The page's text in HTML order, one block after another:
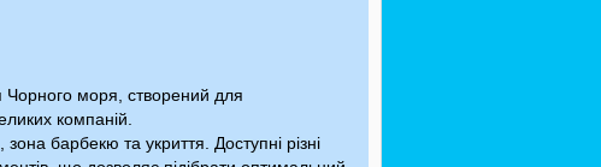
Чорного моря, створений для
компаній.
барбекю та укриття. Доступні різні